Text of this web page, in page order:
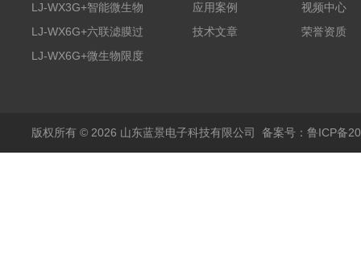
膜过滤装置
LJ-WX3G+智能微生物
限度仪
LJ-WX6G+六联滤膜过
滤器
LJ-WX6G+微生物限度
应用案例
技术文章
视频中心
荣誉资质
版权所有 © 2026 山东蓝景电子科技有限公司 备案号：鲁ICP备